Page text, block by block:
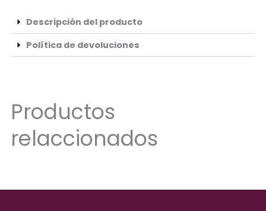
Descripción del producto
Política de devoluciones
Productos
relaccionados